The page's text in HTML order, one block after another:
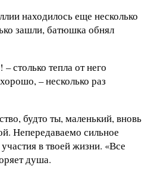
находилось еще несколько
зашли, батюшка обнял
столько тепла от него
– несколько раз
будто ты, маленький, вновь
Непередаваемо сильное
в твоей жизни. «Все
душа.